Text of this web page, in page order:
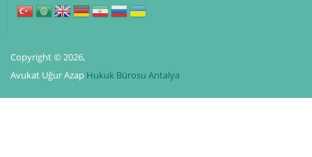
Copyright © 2026,
Avukat Uğur Azap Hukuk Bürosu Antalya